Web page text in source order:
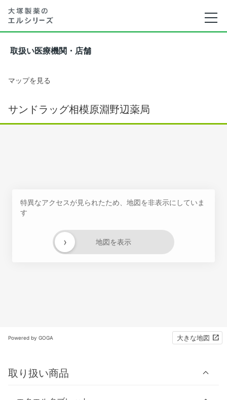
取扱い医療機関・店舗
マップを見る
サンドラッグ相模原淵野辺薬局
特異なアクセスが見られたため、地図を非表示にしていま
す
地図を表示
›
Powered by GOGA 大きな地図
取り扱い商品